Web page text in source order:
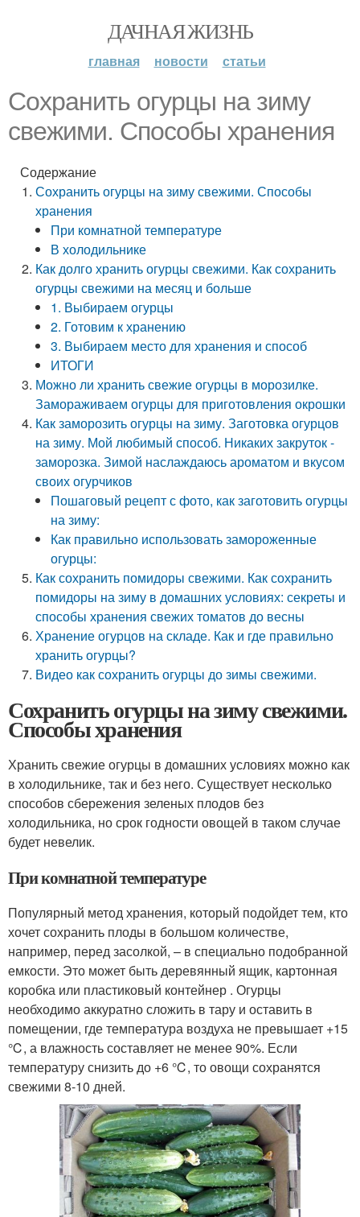
ДАЧНАЯ ЖИЗНЬ
главная новости статьи
Сохранить огурцы на зиму
свежими. Способы хранения
Содержание
Сохранить огурцы на зиму свежими. Способы
хранения
При комнатной температуре
В холодильнике
Как долго хранить огурцы свежими. Как сохранить
огурцы свежими на месяц и больше
1. Выбираем огурцы
2. Готовим к хранению
3. Выбираем место для хранения и способ
ИТОГИ
Можно ли хранить свежие огурцы в морозилке.
Замораживаем огурцы для приготовления окрошки
Как заморозить огурцы на зиму. Заготовка огурцов
на зиму. Мой любимый способ. Никаких закруток -
заморозка. Зимой наслаждаюсь ароматом и вкусом
своих огурчиков
Пошаговый рецепт с фото, как заготовить огурцы
на зиму:
Как правильно использовать замороженные
огурцы:
Как сохранить помидоры свежими. Как сохранить
помидоры на зиму в домашних условиях: секреты и
способы хранения свежих томатов до весны
Хранение огурцов на складе. Как и где правильно
хранить огурцы?
Видео как сохранить огурцы до зимы свежими.
Сохранить огурцы на зиму свежими.
Способы хранения
Хранить свежие огурцы в домашних условиях можно как
в холодильнике, так и без него. Существует несколько
способов сбережения зеленых плодов без
холодильника, но срок годности овощей в таком случае
будет невелик.
При комнатной температуре
Популярный метод хранения, который подойдет тем, кто
хочет сохранить плоды в большом количестве,
например, перед засолкой, – в специально подобранной
емкости. Это может быть деревянный ящик, картонная
коробка или пластиковый контейнер . Огурцы
необходимо аккуратно сложить в тару и оставить в
помещении, где температура воздуха не превышает +15
℃, а влажность составляет не менее 90%. Если
температуру снизить до +6 ℃, то овощи сохранятся
свежими 8-10 дней.